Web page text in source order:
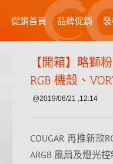
促銷首頁 品牌促銷
【開箱】略獅
RGB 機殼、
@2019/06/21 ,12:14
COUGAR 再推新款
ARGB 風扇及燈光